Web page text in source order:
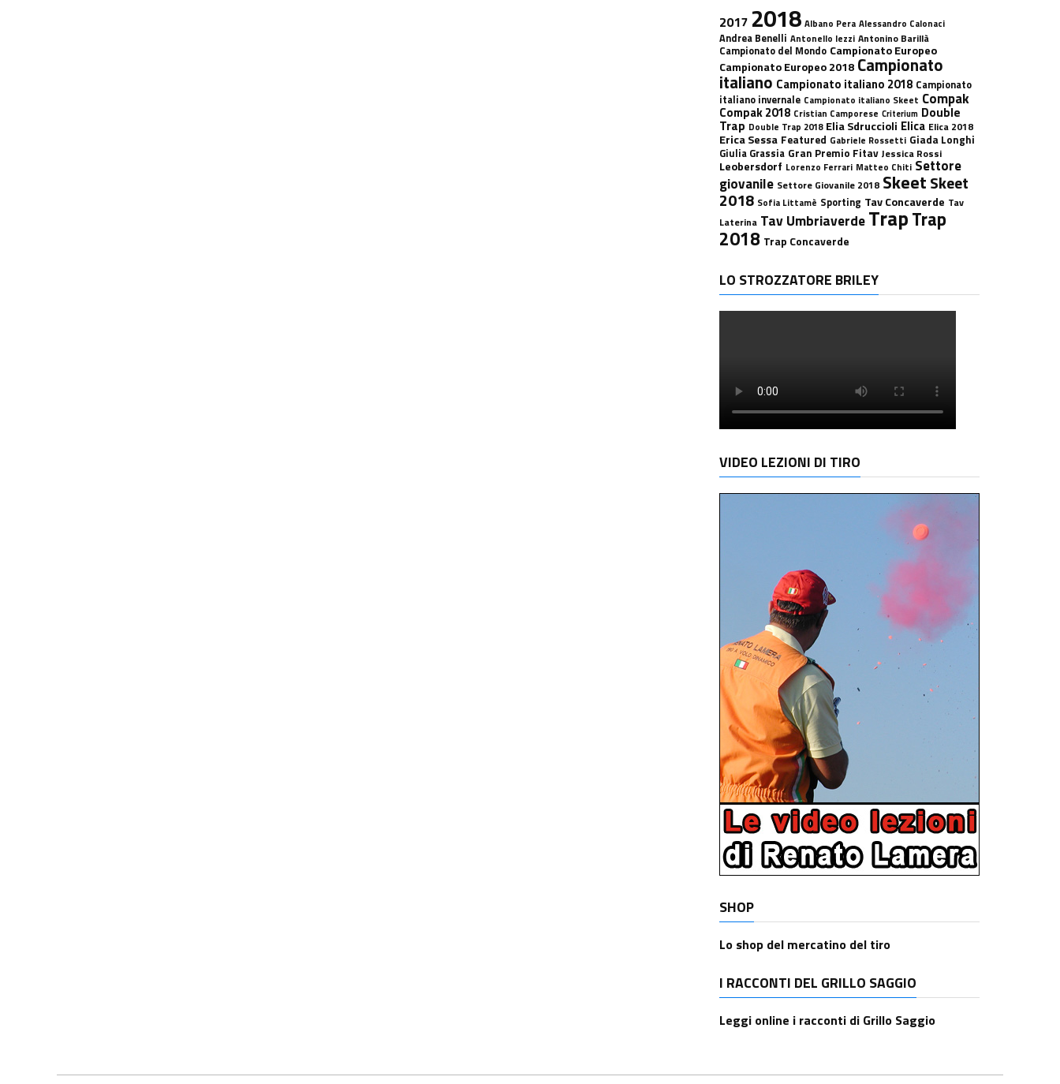
2017 2018 Albano Pera Alessandro Calonaci
Andrea Benelli Antonello Iezzi Antonino Barillà
Campionato del Mondo Campionato Europeo
Campionato Europeo 2018 Campionato
italiano Campionato italiano 2018 Campionato
italiano invernale Campionato italiano Skeet Compak
Compak 2018 Cristian Camporese Criterium Double
Trap Double Trap 2018 Elia Sdruccioli Elica Elica 2018
Erica Sessa Featured Gabriele Rossetti Giada Longhi
Giulia Grassia Gran Premio Fitav Jessica Rossi
Leobersdorf Lorenzo Ferrari Matteo Chiti Settore
giovanile Settore Giovanile 2018 SkeetSkeet
2018 Sofia Littamè Sporting Tav Concaverde Tav
Laterina Tav UmbriaverdeTrapTrap
2018 Trap Concaverde
LO STROZZATORE BRILEY
VIDEO LEZIONI DI TIRO
SHOP
Lo shop del mercatino del tiro
I RACCONTI DEL GRILLO SAGGIO
Leggi online i racconti di Grillo Saggio